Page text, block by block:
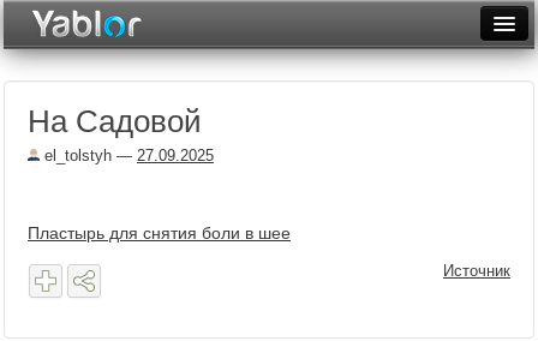
На Садовой
el_tolstyh — 27.09.2025
Пластырь для снятия боли в шее
Источник